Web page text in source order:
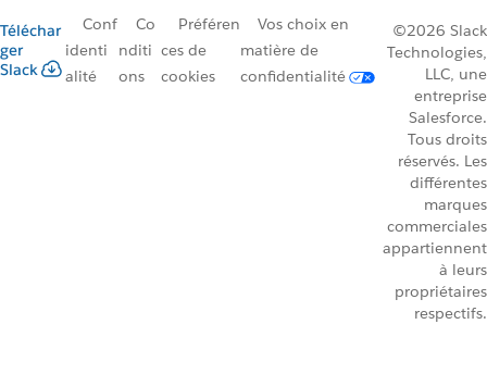
Téléchar
ger
Slack
Conf
identi
alité
Co
nditi
ons
Préféren
ces de
cookies
Vos choix en
matière de
confidentialité
©2026 Slack
Technologies,
LLC, une
entreprise
Salesforce.
Tous droits
réservés. Les
différentes
marques
commerciales
appartiennent
à leurs
propriétaires
respectifs.